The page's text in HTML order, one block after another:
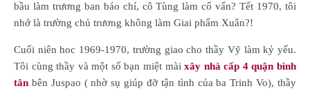
bầu làm trương ban báo chí, cô Tùng làm cố vấn? Tết 1970, tôi
nhớ là trường chủ trương không làm Giai phẩm Xuân?!
Cuối niên hoc 1969-1970, trường giao cho thầy Vỹ làm kỷ yếu.
Tôi cùng thầy và một số bạn miệt màixây nhà cấp 4 quận bình
tân bên Juspao ( nhờ sụ giúp đỡ tận tình của ba Trinh Vo), thầy